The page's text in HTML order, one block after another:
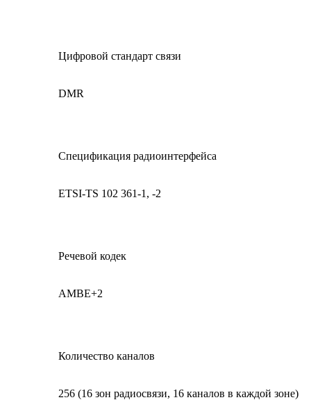
Цифровой стандарт связи
DMR
Спецификация радиоинтерфейса
ETSI-TS 102 361-1, -2
Речевой кодек
AMBE+2
Количество каналов
256 (16 зон радиосвязи, 16 каналов в каждой зоне)